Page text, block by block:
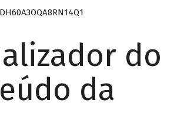
do
da